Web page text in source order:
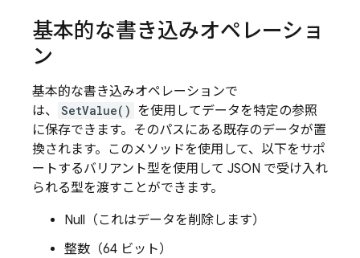
基本的な書き込みオペレーショ
ン
基本的な書き込みオペレーションで
は、
SetValue() を使用してデータを特定の参照
に保存できます。そのパスにある既存のデータが置
換されます。このメソッドを使用して、以下をサポ
ートするバリアント型を使用して JSON で受け入れ
られる型を渡すことができます。
Null（これはデータを削除します）
整数（64 ビット）